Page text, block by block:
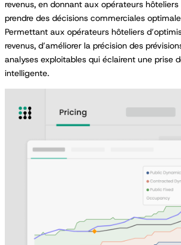
revenus, en donnant aux opérateurs
prendre des décisions commerciales
Permettant aux opérateurs hôteliers
revenus, d’améliorer la précision des
analyses exploitables qui éclairent une prise
intelligente.